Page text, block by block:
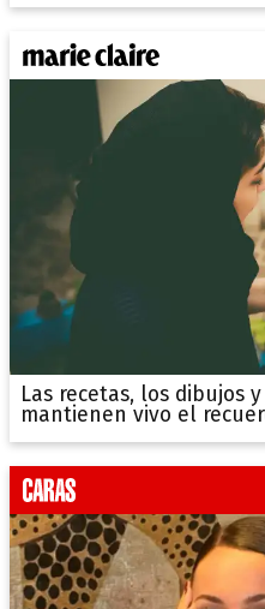
Las recetas, los dibujos
mantienen vivo el